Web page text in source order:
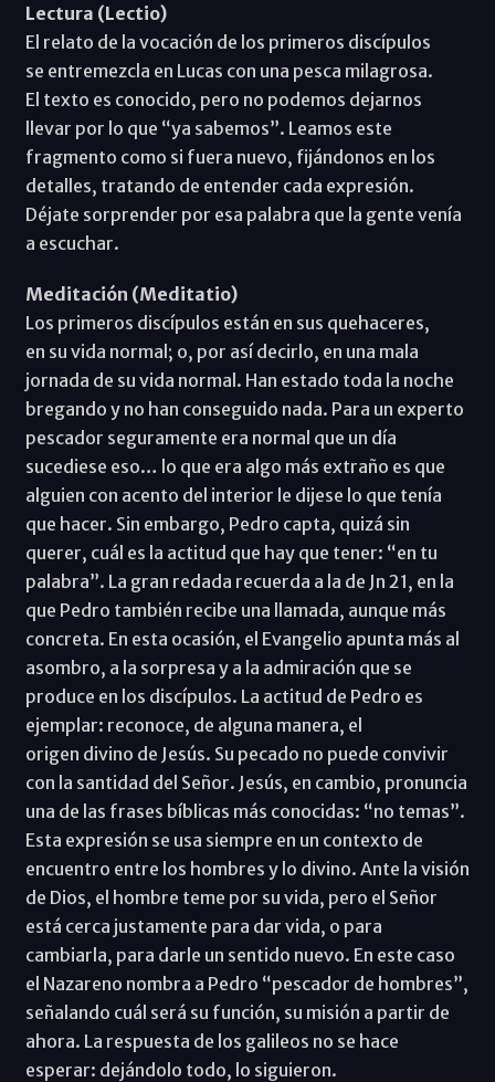
Lectura (Lectio)
El relato de la vocación de los primeros discípulos
se entremezcla en Lucas con una pesca milagrosa.
El texto es conocido, pero no podemos dejarnos
llevar por lo que “ya sabemos”. Leamos este
fragmento como si fuera nuevo, fijándonos en los
detalles, tratando de entender cada expresión.
Déjate sorprender por esa palabra que la gente venía
a escuchar.
Meditación (Meditatio)
Los primeros discípulos están en sus quehaceres,
en su vida normal; o, por así decirlo, en una mala
jornada de su vida normal. Han estado toda la noche
bregando y no han conseguido nada. Para un experto
pescador seguramente era normal que un día
sucediese eso… lo que era algo más extraño es que
alguien con acento del interior le dijese lo que tenía
que hacer. Sin embargo, Pedro capta, quizá sin
querer, cuál es la actitud que hay que tener: “en tu
palabra”. La gran redada recuerda a la de Jn 21, en la
que Pedro también recibe una llamada, aunque más
concreta. En esta ocasión, el Evangelio apunta más al
asombro, a la sorpresa y a la admiración que se
produce en los discípulos. La actitud de Pedro es
ejemplar: reconoce, de alguna manera, el
origen divino de Jesús. Su pecado no puede convivir
con la santidad del Señor. Jesús, en cambio, pronuncia
una de las frases bíblicas más conocidas: “no temas”.
Esta expresión se usa siempre en un contexto de
encuentro entre los hombres y lo divino. Ante la visión
de Dios, el hombre teme por su vida, pero el Señor
está cerca justamente para dar vida, o para
cambiarla, para darle un sentido nuevo. En este caso
el Nazareno nombra a Pedro “pescador de hombres”,
señalando cuál será su función, su misión a partir de
ahora. La respuesta de los galileos no se hace
esperar: dejándolo todo, lo siguieron.